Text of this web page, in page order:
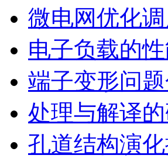
微电网优化
电子负载的
端子变形问
处理与解译
孔道结构演